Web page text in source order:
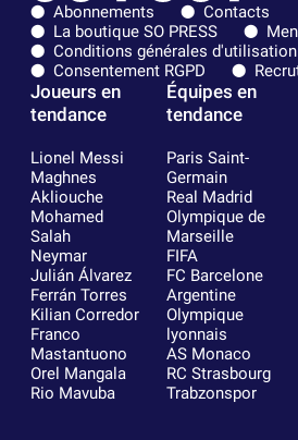
Abonnements
Contacts
La boutique SO PRESS
Conditions générales d'utilisation
Consentement RGPD
Joueurs en
tendance
Lionel Messi
Maghnes
Akliouche
Mohamed
Salah
Neymar
Julián Álvarez
Ferrán Torres
Kilian Corredor
Franco
Mastantuono
Orel Mangala
Rio Mavuba
Équipes en
tendance
Paris Saint-
Germain
Real Madrid
Olympique de
Marseille
FIFA
FC Barcelone
Argentine
Olympique
lyonnais
AS Monaco
RC Strasbourg
Trabzonspor